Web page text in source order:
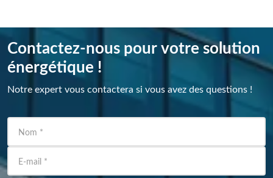
Contactez-nous pour votre solution
énergétique !
Notre expert vous contactera si vous avez des questions !
Nom *
E-mail *